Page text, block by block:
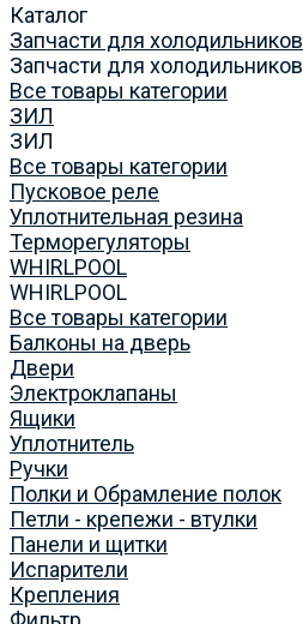
Каталог
Запчасти для холодильников
Запчасти для холодильников
Все товары категории
ЗИЛ
ЗИЛ
Все товары категории
Пусковое реле
Уплотнительная резина
Терморегуляторы
WHIRLPOOL
WHIRLPOOL
Все товары категории
Балконы на дверь
Двери
Электроклапаны
Ящики
Уплотнитель
Ручки
Полки и Обрамление полок
Петли - крепежи - втулки
Панели и щитки
Испарители
Крепления